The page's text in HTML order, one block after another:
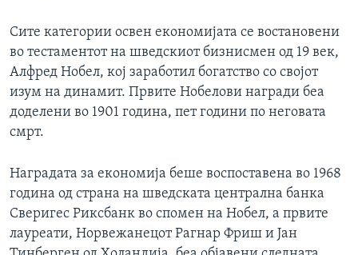
Сите категории освен економијата се востановени
во тестаментот на шведскиот бизнисмен од 19 век,
Алфред Нобел, кој заработил богатство со својот
изум на динамит. Првите Нобелови награди беа
доделени во 1901 година, пет години по неговата
смрт.
Наградата за економија беше воспоставена во 1968
година од страна на шведската централна банка
Сверигес Риксбанк во спомен на Нобел, а првите
лауреати, Норвежанецот Рагнар Фриш и Јан